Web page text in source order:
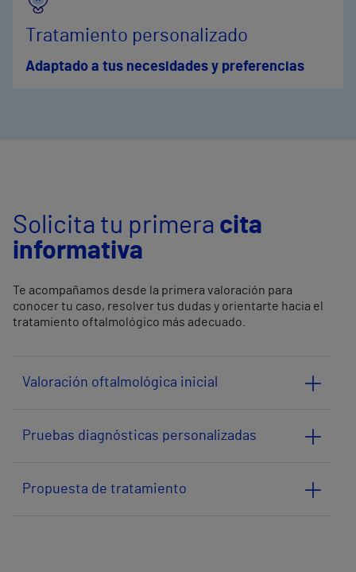
Tratamiento personalizado
Adaptado a tus necesidades y preferencias
Solicita tu primera cita
informativa
Te acompañamos desde la primera valoración para
conocer tu caso, resolver tus dudas y orientarte hacia el
tratamiento oftalmológico más adecuado.
Valoración oftalmológica inicial
Pruebas diagnósticas personalizadas
Propuesta de tratamiento